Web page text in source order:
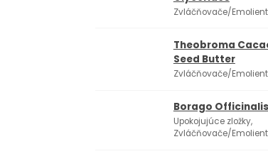
Zvláčňovače/
Theobroma
Seed Butter
Zvláčňovače/
Borago
Upokojujúce zložky,
Zvláčňovače/